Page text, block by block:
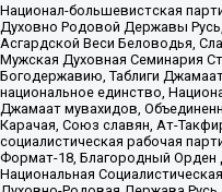
Национал-большевистская
Духовно Родовой Державы
Асгардской Веси Беловодья,
Мужская Духовная Семинария
Богодержавию, Таблиги
национальное единство,
Джамаат мувахидов,
Карачая, Союз славян, Ат-
социалистическая рабочая
Формат-18, Благородный Орден
Национальная